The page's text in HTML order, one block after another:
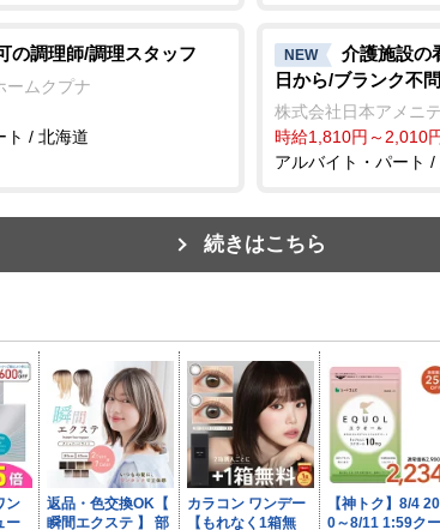
の調理師/調理スタッフ
ームクプナ
ト / 北海道
NEW
介護施設の
日から/ブランク不問
株式会社日本アメニ
時給1,810円～2,010
アルバイト・パート /
続きはこちら